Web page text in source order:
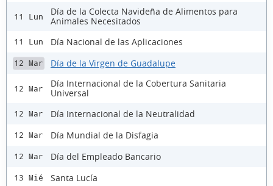
11 Lun
Día de la Colecta Navideña de Alimentos para
Animales Necesitados
11 Lun Día Nacional de las Aplicaciones
12 Mar Día de la Virgen de Guadalupe
12 Mar
Día Internacional de la Cobertura Sanitaria
Universal
12 Mar Día Internacional de la Neutralidad
12 Mar Día Mundial de la Disfagia
12 Mar Día del Empleado Bancario
13 Mié Santa Lucía